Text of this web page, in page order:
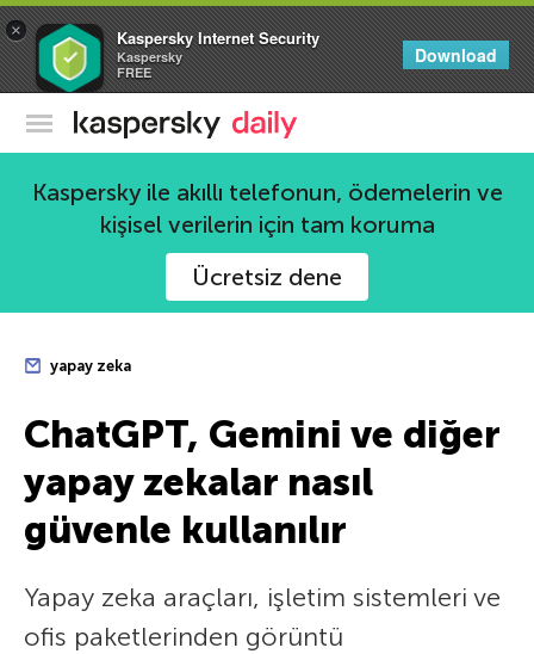
× Kaspersky Internet Security
Kaspersky
FREE
Download
Kaspersky Resmi Blogu
Kaspersky ile akıllı telefonun, ödemelerin ve
kişisel verilerin için tam koruma
Ücretsiz dene
yapay zeka
ChatGPT, Gemini ve diğer
yapay zekalar nasıl
güvenle kullanılır
Yapay zeka araçları, işletim sistemleri ve
ofis paketlerinden görüntü